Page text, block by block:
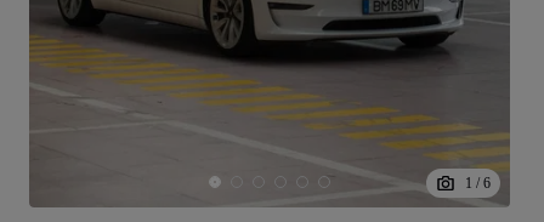
1 / 6